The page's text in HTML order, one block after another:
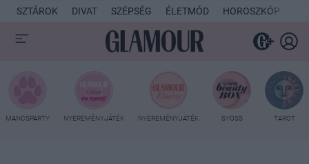
SZTÁROK DIVAT SZÉPSÉG ÉLETMÓD HOROSZKÓP
MANCSPARTY NYEREMÉNYJÁTÉK NYEREMÉNYJÁTÉK SYOSS TAROT